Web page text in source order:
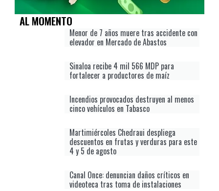
AL MOMENTO
Menor de 7 años muere tras accidente con
elevador en Mercado de Abastos
Sinaloa recibe 4 mil 566 MDP para
fortalecer a productores de maíz
Incendios provocados destruyen al menos
cinco vehículos en Tabasco
Martimiércoles Chedraui despliega
descuentos en frutas y verduras para este
4 y 5 de agosto
Canal Once: denuncian daños críticos en
videoteca tras toma de instalaciones